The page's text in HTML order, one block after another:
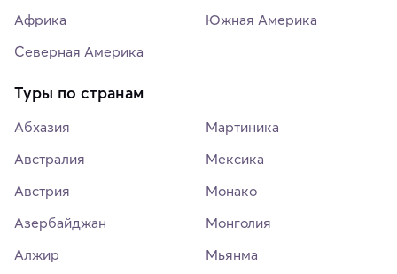
Африка
Северная Америка
Южная Америка
Туры по странам
Абхазия
Австралия
Австрия
Азербайджан
Алжир
Мартиника
Мексика
Монако
Монголия
Мьянма